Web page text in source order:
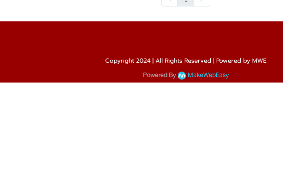
Copyright 2024 | All Rights Reserved | Powered by MWE
Powered By MakeWebEasy